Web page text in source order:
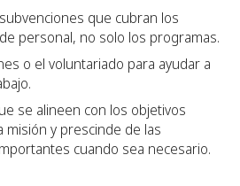
que cubran los
personal, no solo los programas.
o el voluntariado para ayudar a
se alineen con los objetivos
y prescinde de las
cuando sea necesario.